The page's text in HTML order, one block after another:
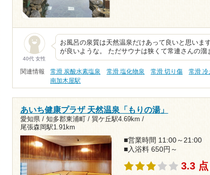
40代 女性
お風呂の泉質は天然温泉だけあって良いと思いま
が良いような。 ただサウナは狭くて常連さんの
関連情報 常滑 炭酸水素塩泉 常滑 塩化物泉 常滑 切り傷 常滑 冷
南加木屋駅
あいち健康プラザ 天然温泉「もりの湯」
愛知県 / 知多郡東浦町 / 巽ケ丘駅4.69km /
尾張森岡駅1.91km
■営業時間 11:00～21:00
■入浴料 650円～
3.3 点